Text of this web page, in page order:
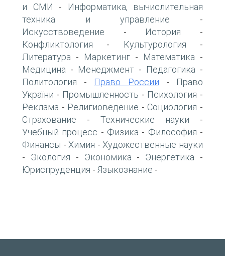
и СМИ -
Информатика, вычислительная
техника и управление -
Искусствоведение - История -
Конфликтология - Культурология -
Литература - Маркетинг - Математика -
Медицина - Менеджмент - Педагогика -
Политология - Право России -
Право
України - Промышленность - Психология -
Реклама - Религиоведение - Социология -
Страхование - Технические науки -
Учебный процесс - Физика - Философия -
Финансы - Химия - Художественные науки
- Экология - Экономика - Энергетика -
Юриспруденция - Языкознание -